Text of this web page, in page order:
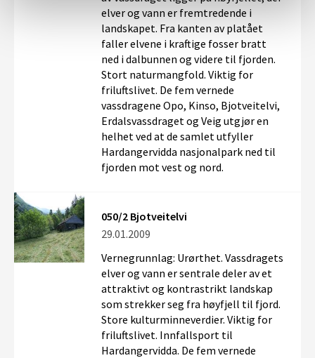
elver og vann er fremtredende i
landskapet. Fra kanten av platået
faller elvene i kraftige fosser bratt
ned i dalbunnen og videre til fjorden.
Stort naturmangfold. Viktig for
friluftslivet. De fem vernede
vassdragene Opo, Kinso, Bjotveitelvi,
Erdalsvassdraget og Veig utgjør en
helhet ved at de samlet utfyller
Hardangervidda nasjonalpark ned til
fjorden mot vest og nord.
050/2 Bjotveitelvi
29.01.2009
Vernegrunnlag: Urørthet. Vassdragets
elver og vann er sentrale deler av et
attraktivt og kontrastrikt landskap
som strekker seg fra høyfjell til fjord.
Store kulturminneverdier. Viktig for
friluftslivet. Innfallsport til
Hardangervidda. De fem vernede